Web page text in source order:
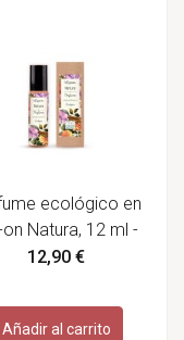
ecológico en
on Natura, 12 ml -
Labiatae
12,90 €
Añadir al carrito